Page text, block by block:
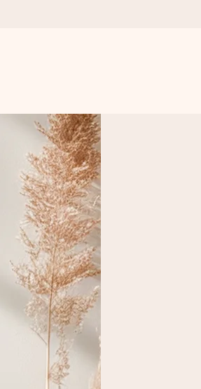
quand cela compte le plus.
pays où nous sommes présents).
cœur. Sans complications, juste tout